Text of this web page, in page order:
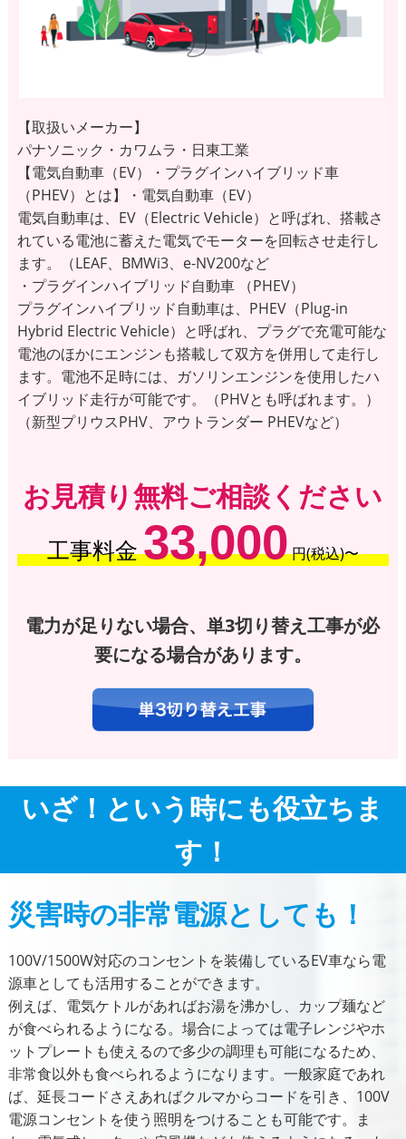
【取扱いメーカー】
パナソニック・カワムラ・日東工業
【電気自動車（EV）・プラグインハイブリッド車
（PHEV）とは】・電気自動車（EV）
電気自動車は、EV（Electric Vehicle）と呼ばれ、搭載さ
れている電池に蓄えた電気でモーターを回転させ走行し
ます。（LEAF、BMWi3、e-NV200など
・プラグインハイブリッド自動車 （PHEV）
プラグインハイブリッド自動車は、PHEV（Plug-in
Hybrid Electric Vehicle）と呼ばれ、プラグで充電可能な
電池のほかにエンジンも搭載して双方を併用して走行し
ます。電池不足時には、ガソリンエンジンを使用したハ
イブリッド走行が可能です。（PHVとも呼ばれます。）
（新型プリウスPHV、アウトランダー PHEVなど）
お見積り無料ご相談ください
工事料金33,000円(税込)〜
電力が足りない場合、単3切り替え工事が必
要になる場合があります。
いざ！という時にも役立ちま
す！
災害時の非常電源としても！
100V/1500W対応のコンセントを装備しているEV車なら電
源車としても活用することができます。
例えば、電気ケトルがあればお湯を沸かし、カップ麺など
が食べられるようになる。場合によっては電子レンジやホ
ットプレートも使えるので多少の調理も可能になるため、
非常食以外も食べられるようになります。一般家庭であれ
ば、延長コードさえあればクルマからコードを引き、100V
電源コンセントを使う照明をつけることも可能です。ま